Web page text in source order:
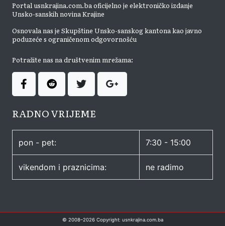
Portal usnkrajina.com.ba oficijelno je elektroničko izdanje
Unsko-sanskih novina Krajine
Osnovala nas je Skupštine Unsko-sanskog kantona kao javno
poduzeće s ograničenom odgovornošću
Potražite nas na društvenim mrežama:
RADNO VRIJEME
pon - pet: 7:30 - 15:00
vikendom i praznicima: ne radimo
© 2008–2026Copyright: usnkrajina.com.ba